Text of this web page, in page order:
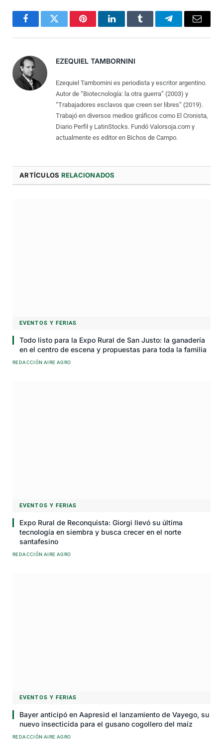
FacebookTwitter PinterestLinkedInTumblr TelegramCorreo
EZEQUIEL TAMBORNINI
Ezequiel Tambornini es periodista y escritor argentino.
Autor de “Biotecnología: la otra guerra” (2003) y
“Trabajadores esclavos que creen ser libres” (2019).
Trabajó en diversos medios gráficos como El Cronista,
Diario Perfil y LatinStocks. Fundó Valorsoja.com y
actualmente es editor en Bichos de Campo.
ARTÍCULOS RELACIONADOS
EVENTOS Y FERIAS
Todo listo para la Expo Rural de San Justo: la ganadería
en el centro de escena y propuestas para toda la familia
REDACCIÓN AIRE AGRO
EVENTOS Y FERIAS
Expo Rural de Reconquista: Giorgi llevó su última
tecnología en siembra y busca crecer en el norte
santafesino
REDACCIÓN AIRE AGRO
EVENTOS Y FERIAS
Bayer anticipó en Aapresid el lanzamiento de Vayego, su
nuevo insecticida para el gusano cogollero del maíz
REDACCIÓN AIRE AGRO